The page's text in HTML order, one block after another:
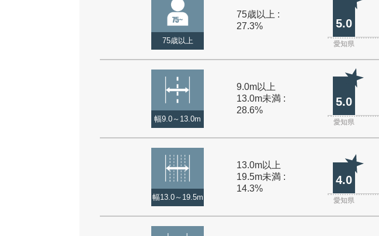
75歳以上
75歳以上 :
27.3%
5.0
愛知県
幅9.0～13.0m
9.0m以上
13.0m未満 :
28.6%
5.0
愛知県
幅13.0～19.5m
13.0m以上
19.5m未満 :
14.3%
4.0
愛知県